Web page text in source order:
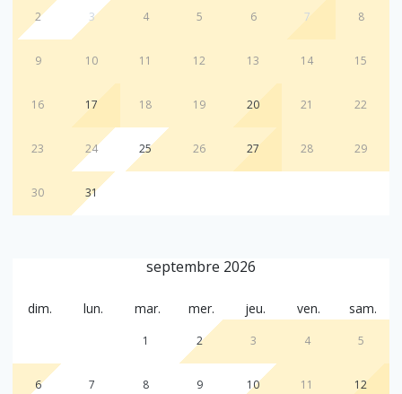
2 3 4 5 6 7 8
9 10 11 12 13 14 15
16 17 18 19 20 21 22
23 24 25 26 27 28 29
30 31
septembre 2026
dim. lun. mar. mer. jeu. ven. sam.
1 2 3 4 5
6 7 8 9 10 11 12